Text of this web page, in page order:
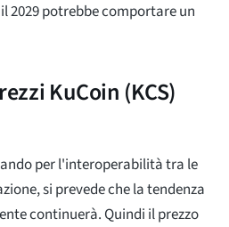
2029 potrebbe comportare un
KuCoin (KCS)
per l'interoperabilità tra le
si prevede che la tendenza
continuerà. Quindi il prezzo